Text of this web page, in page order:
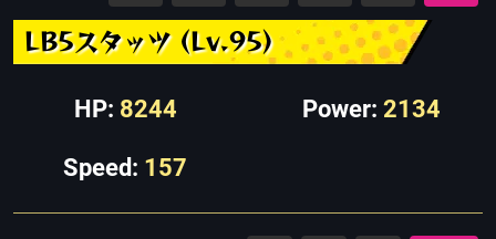
LB5スタッツ (Lv.95)
HP: 8244 Power: 2134
Speed: 157